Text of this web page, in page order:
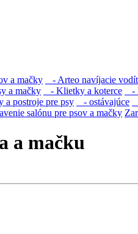
a mačky - Arteo navíjacie
a mačky - Klietky a koterce -
a postroje pre psy - ostávajúce
salónu pre psov a mačky
a mačku